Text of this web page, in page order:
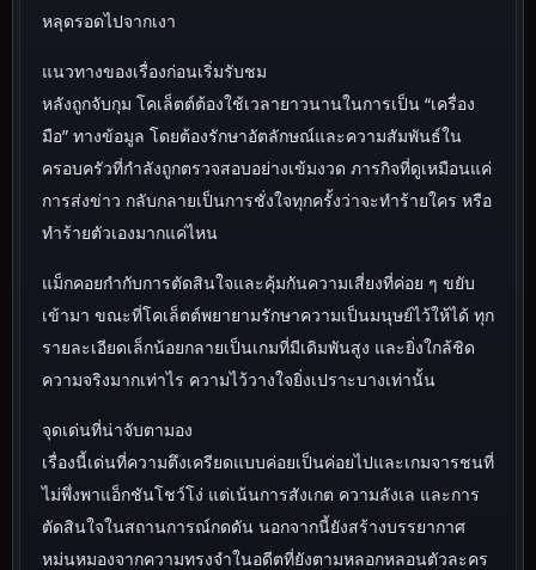
หลุดรอดไปจากเงา
แนวทางของเรื่องก่อนเริ่มรับชม
หลังถูกจับกุม โคเล็ตต์ต้องใช้เวลายาวนานในการเป็น “เครื่อง
มือ” ทางข้อมูล โดยต้องรักษาอัตลักษณ์และความสัมพันธ์ใน
ครอบครัวที่กำลังถูกตรวจสอบอย่างเข้มงวด ภารกิจที่ดูเหมือนแค่
การส่งข่าว กลับกลายเป็นการชั่งใจทุกครั้งว่าจะทำร้ายใคร หรือ
ทำร้ายตัวเองมากแค่ไหน
แม็กคอยกำกับการตัดสินใจและคุ้มกันความเสี่ยงที่ค่อย ๆ ขยับ
เข้ามา ขณะที่โคเล็ตต์พยายามรักษาความเป็นมนุษย์ไว้ให้ได้ ทุก
รายละเอียดเล็กน้อยกลายเป็นเกมที่มีเดิมพันสูง และยิ่งใกล้ชิด
ความจริงมากเท่าไร ความไว้วางใจยิ่งเปราะบางเท่านั้น
จุดเด่นที่น่าจับตามอง
เรื่องนี้เด่นที่ความตึงเครียดแบบค่อยเป็นค่อยไปและเกมจารชนที่
ไม่พึ่งพาแอ็กชันโชว์โง่ แต่เน้นการสังเกต ความลังเล และการ
ตัดสินใจในสถานการณ์กดดัน นอกจากนี้ยังสร้างบรรยากาศ
หม่นหมองจากความทรงจำในอดีตที่ยังตามหลอกหลอนตัวละคร